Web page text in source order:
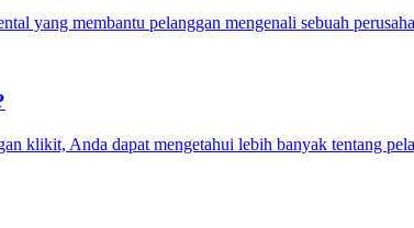
yang membantu pelanggan mengenali sebuah
klikit, Anda dapat mengetahui lebih banyak tentang